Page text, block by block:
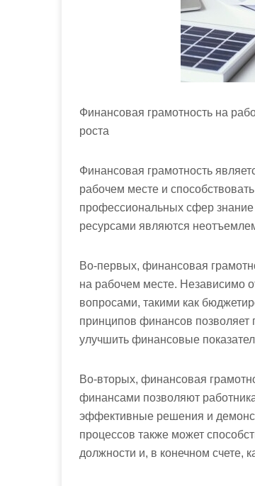
Финансовая грамотность на
роста
Финансовая грамотность
рабочем месте и
профессиональных сфер
ресурсами являются
Во-первых, финансовая
на рабочем месте. Независимо
вопросами, такими как
принципов финансов
улучшить финансовые
Во-вторых, финансовая
финансами позволяют
эффективные решения и
процессов также может
должности и, в конечном счете,